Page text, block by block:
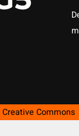
Creative Commons